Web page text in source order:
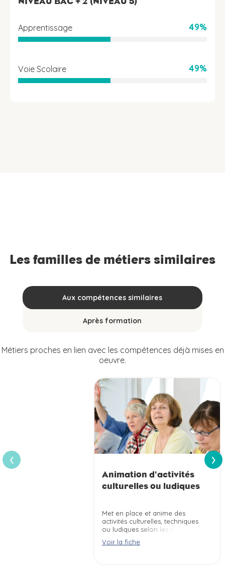
Apprentissage 49%
Voie Scolaire 49%
Les familles de métiers similaires
Aux compétences similaires
Après formation
Métiers proches en lien avec les compétences déjà mises en
oeuvre.
Animation d'activités
culturelles ou ludiques
Met en place et anime des
activités culturelles, techniques
ou ludiques selon les besoins du
structure (centre socioculturel,
Voir la fiche
‹
›